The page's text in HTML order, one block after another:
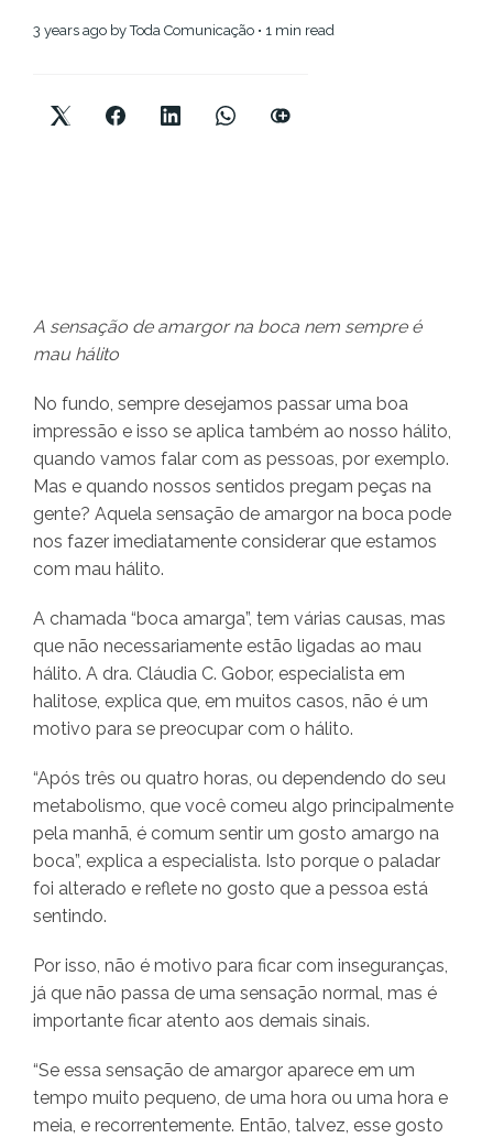
3 years ago byToda Comunicação • 1 min read
A sensação de amargor na boca nem sempre é
mau hálito
No fundo, sempre desejamos passar uma boa
impressão e isso se aplica também ao nosso hálito,
quando vamos falar com as pessoas, por exemplo.
Mas e quando nossos sentidos pregam peças na
gente? Aquela sensação de amargor na boca pode
nos fazer imediatamente considerar que estamos
com mau hálito.
A chamada “boca amarga”, tem várias causas, mas
que não necessariamente estão ligadas ao mau
hálito. A dra. Cláudia C. Gobor, especialista em
halitose, explica que, em muitos casos, não é um
motivo para se preocupar com o hálito.
“Após três ou quatro horas, ou dependendo do seu
metabolismo, que você comeu algo principalmente
pela manhã, é comum sentir um gosto amargo na
boca”, explica a especialista. Isto porque o paladar
foi alterado e reflete no gosto que a pessoa está
sentindo.
Por isso, não é motivo para ficar com inseguranças,
já que não passa de uma sensação normal, mas é
importante ficar atento aos demais sinais.
“Se essa sensação de amargor aparece em um
tempo muito pequeno, de uma hora ou uma hora e
meia, e recorrentemente. Então, talvez, esse gosto